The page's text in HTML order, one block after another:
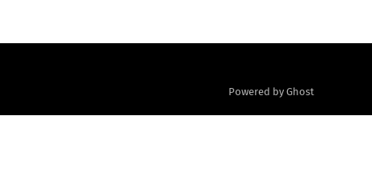
Powered by Ghost